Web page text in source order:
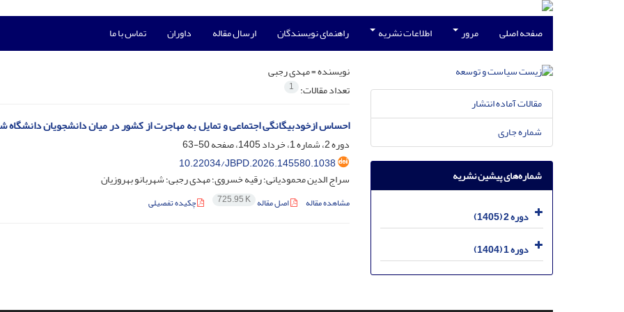
صفحه اصلی مرور اطلاعات نشریه راهنمای نویسندگان ارسال مقاله داوران تماس با ما
نویسنده =مهدی رجبی
تعداد مقالات: 1
احساس ازخودبیگانگی اجتماعی و تمایل به مهاجرت از کشور در میان دانشجویان دانشگاه
دوره 2، شماره 1، خرداد 1405، صفحه
50-63
10.22034/JBPD.2026.145580.1038
سراج الدین محمودیانی؛ رقیه خسروی؛ مهدی رجبی؛ شهربانو بهروزیان
مشاهده مقاله اصل مقاله 725.95 K چکیده تفصیلی
مقالات آماده انتشار
شماره جاری
شماره‌های پیشین نشریه
دوره 2 (1405)
دوره 1 (1404)